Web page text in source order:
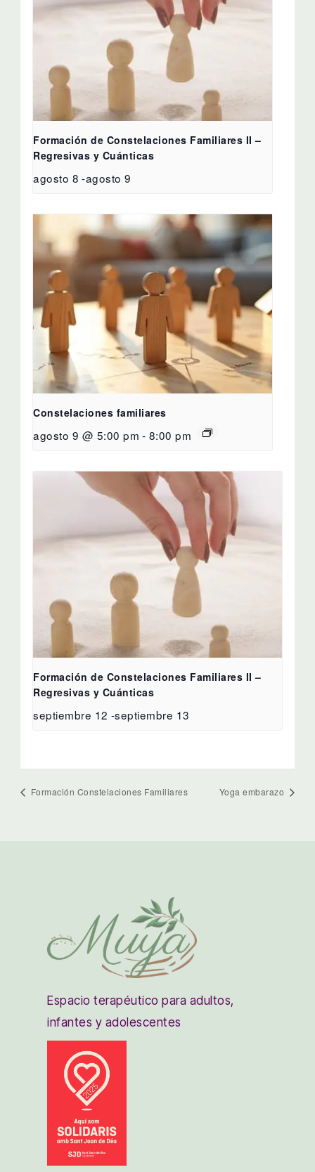
Formación de Constelaciones Familiares II –
Regresivas y Cuánticas
agosto 8 -agosto 9
Constelaciones familiares
agosto 9 @ 5:00 pm - 8:00 pm
Formación de Constelaciones Familiares II –
Regresivas y Cuánticas
septiembre 12 -septiembre 13
Formación Constelaciones Familiares Yoga embarazo
Espacio terapéutico para adultos,
infantes y adolescentes